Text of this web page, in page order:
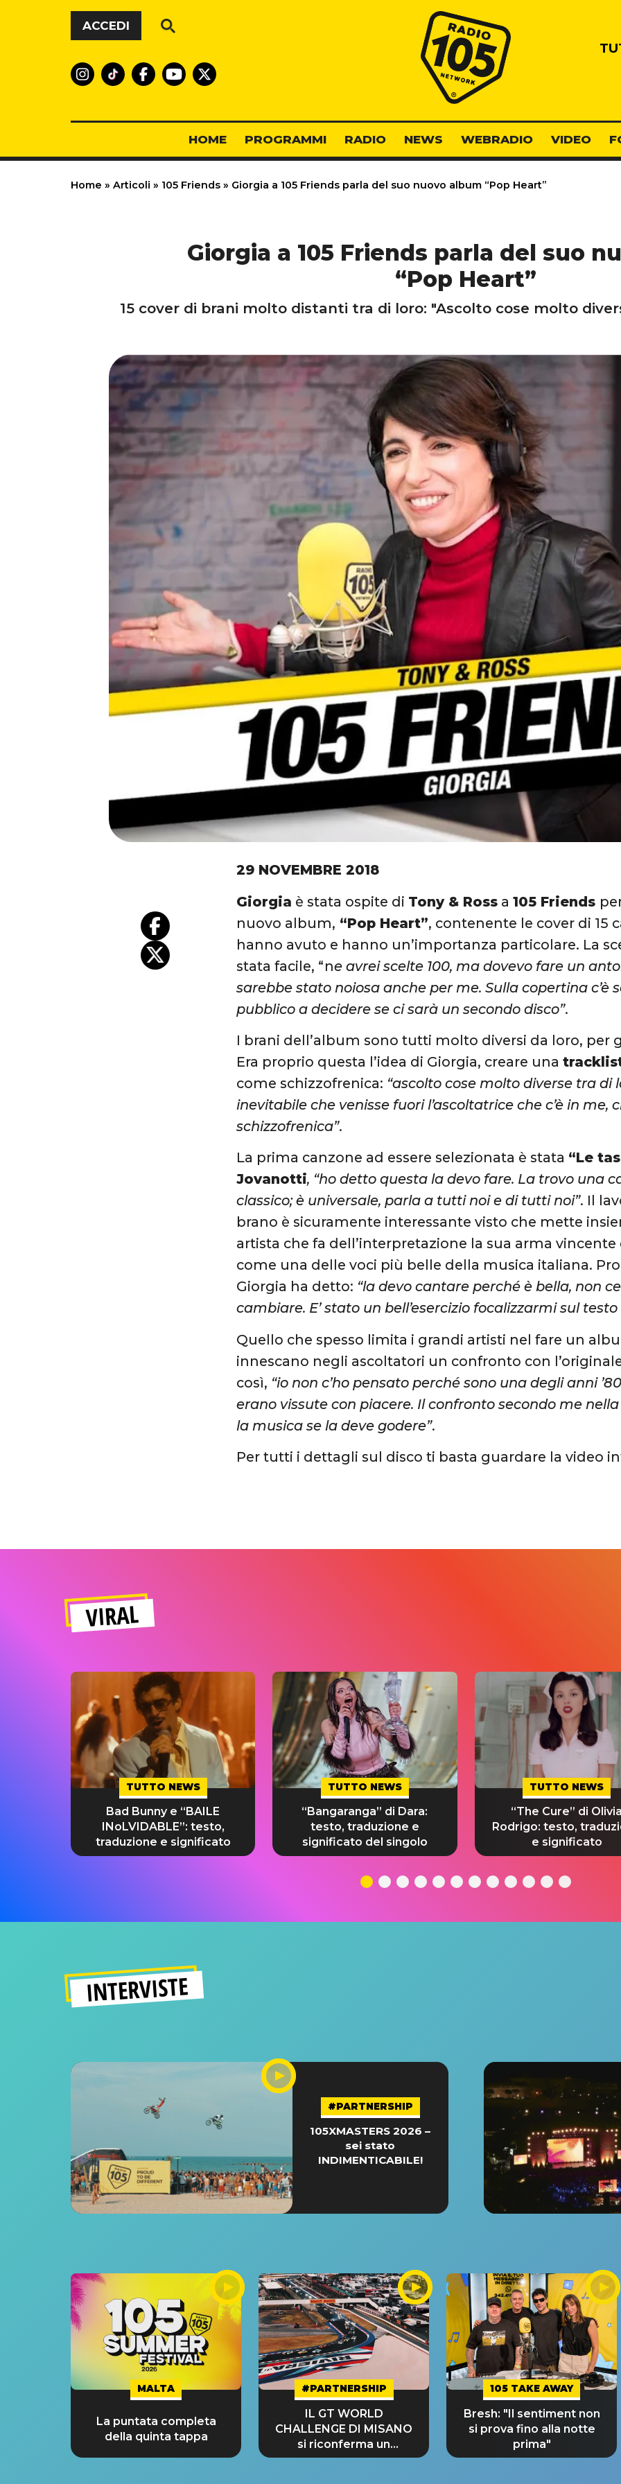
Vai al contenuto
ACCEDI
Radio 105
HOME PROGRAMMI RADIO NEWS WEBRADIO VIDEO
Home » Articoli » 105 Friends » Giorgia a 105 Friends parla del suo nuovo album “Pop Heart”
Giorgia a 105 Friends parla del suo
“Pop Heart”
15 cover di brani molto distanti tra di loro: "Ascolto cose molto
29 NOVEMBRE 2018
Giorgia è stata ospite di Tony & Ross a105 Friends
nuovo album, “Pop Heart”, contenente le cover di 15
hanno avuto e hanno un’importanza particolare. La
stata facile, “ne avrei scelte 100, ma dovevo fare un
sarebbe stato noiosa anche per me. Sulla copertina c’è
pubblico a decidere se ci sarà un secondo disco”.
I brani dell’album sono tutti molto diversi da loro, per
Era proprio questa l’idea di Giorgia, creare una
come schizzofrenica: “ascolto cose molto diverse tra di
inevitabile che venisse fuori l’ascoltatrice che c’è in me,
schizzofrenica”.
La prima canzone ad essere selezionata è stata “Le
Jovanotti, “ho detto questa la devo fare. La trovo una
classico; è universale, parla a tutti noi e di tutti noi”. Il
brano è sicuramente interessante visto che mette
artista che fa dell’interpretazione la sua arma vincente
come una delle voci più belle della musica italiana.
Giorgia ha detto: “la devo cantare perché è bella, non
cambiare. E’ stato un bell’esercizio focalizzarmi sul
Quello che spesso limita i grandi artisti nel fare un
innescano negli ascoltatori un confronto con
così, “io non c’ho pensato perché sono una degli anni
erano vissute con piacere. Il confronto secondo me
la musica se la deve godere”.
Per tutti i dettagli sul disco ti basta guardare la video
VIRAL
TUTTO NEWS
Bad Bunny e “BAILE
INoLVIDABLE”: testo,
traduzione e significato
TUTTO NEWS
“Bangaranga” di Dara:
testo, traduzione e
significato del singolo
TUTTO NEWS
“The Cure” di Olivia
Rodrigo: testo,
e significato
INTERVISTE
#PARTNERSHIP
105XMASTERS 2026 –
sei stato
INDIMENTICABILE!
MALTA
La puntata completa
della quinta tappa
#PARTNERSHIP
IL GT WORLD
CHALLENGE DI MISANO
si riconferma un
GRANDE SUCCESSO!
105 TAKE AWAY
Bresh: "Il sentiment non
si prova fino alla notte
prima"